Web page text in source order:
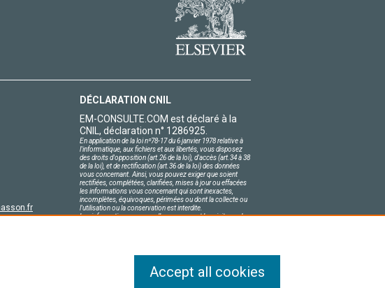
DÉCLARATION CNIL
EM-CONSULTE.COM est déclaré à la
CNIL, déclaration n° 1286925.
En application de la loi nº78-17 du 6 janvier 1978 relative à
l'informatique, aux fichiers et aux libertés, vous disposez
des droits d'opposition (art.26 de la loi), d'accès (art.34 à 38
de la loi), et de rectification (art.36 de la loi) des données
vous concernant. Ainsi, vous pouvez exiger que soient
rectifiées, complétées, clarifiées, mises à jour ou effacées
les informations vous concernant qui sont inexactes,
incomplètes, équivoques, périmées ou dont la collecte ou
l'utilisation ou la conservation est interdite.
Les informations personnelles concernant les visiteurs de
Accept all cookies